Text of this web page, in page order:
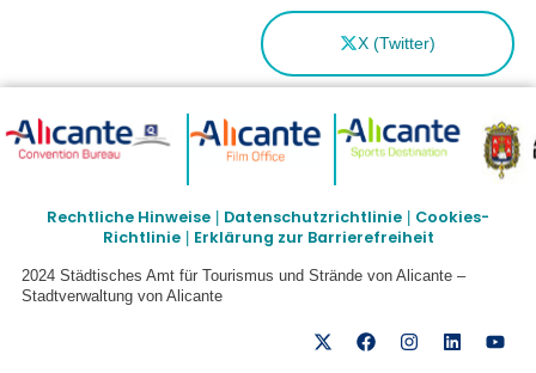
X (Twitter)
Rechtliche Hinweise Datenschutzrichtlinie
Cookies-
Richtlinie| Erklärung zur Barrierefreiheit
2024 Städtisches Amt für Tourismus und Strände von Alicante –
Stadtverwaltung von Alicante